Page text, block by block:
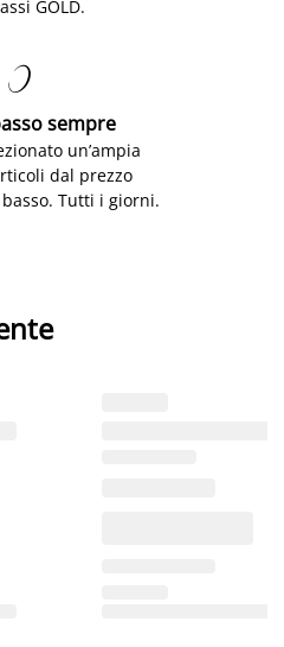
GOLD.

sempre
un’ampia
dal prezzo
Tutti i giorni.